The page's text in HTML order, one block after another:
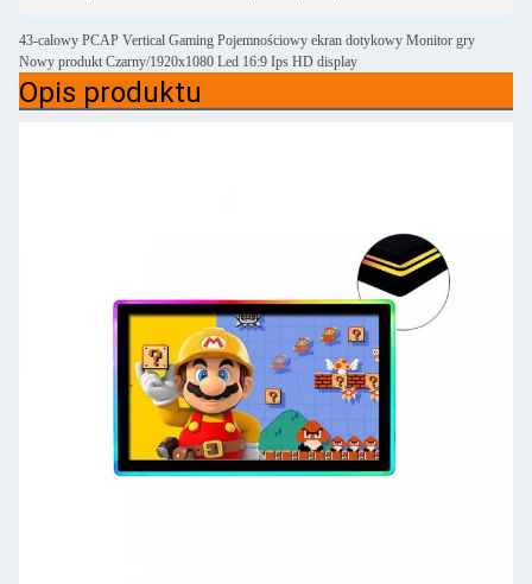
43-calowy PCAP Vertical Gaming Pojemnościowy ekran dotykowy Monitor gry
Nowy produkt Czarny/1920x1080 Led 16:9 Ips HD display
Opis produktu